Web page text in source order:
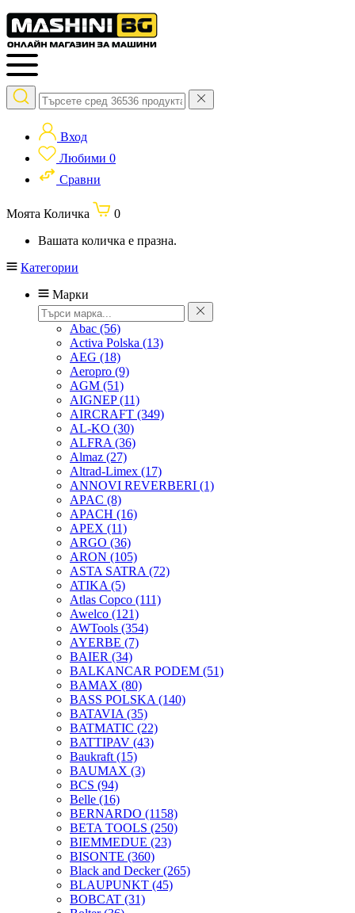
Вход
Любими 0
Сравни
Моята Количка
0
Вашата количка е празна.
Категории
Марки
Abac (56)
Activa Polska (13)
AEG (18)
Aeropro (9)
AGM (51)
AIGNEP(11)
AIRCRAFT (349)
AL-KO (30)
ALFRA (36)
Almaz (27)
Altrad-Limex (17)
ANNOVI REVERBERI (1)
APAC (8)
APACH (16)
APEX (11)
ARGO (36)
ARON (105)
ASTA SATRA (72)
ATIKA (5)
Atlas Copco (111)
Awelco (121)
AWTools (354)
AYERBE (7)
BAIER (34)
BALKANCAR PODEM (51)
BAMAX (80)
BASS POLSKA (140)
BATAVIA (35)
BATMATIC (22)
BATTIPAV (43)
Baukraft (15)
BAUMAX (3)
BCS (94)
Belle (16)
BERNARDO (1158)
BETA TOOLS (250)
BIEMMEDUE (23)
BISONTE (360)
Black and Decker(265)
BLAUPUNKT (45)
BOBCAT (31)